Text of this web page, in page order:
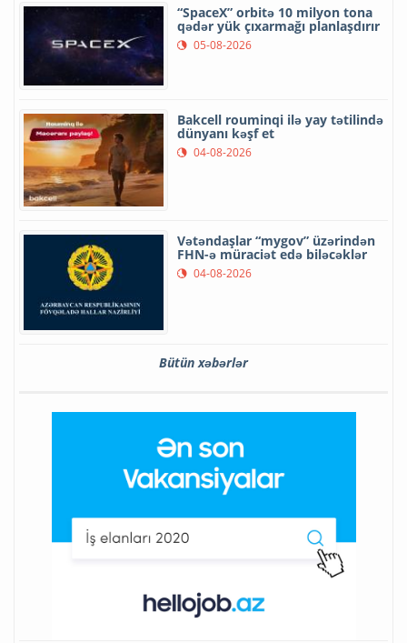
“SpaceX” orbitə 10 milyon tona
qədər yük çıxarmağı planlaşdırır
05-08-2026
Bakcell rouminqi ilə yay tətilində
dünyanı kəşf et
04-08-2026
Vətəndaşlar “mygov” üzərindən
FHN-ə müraciət edə biləcəklər
04-08-2026
Bütün xəbərlər